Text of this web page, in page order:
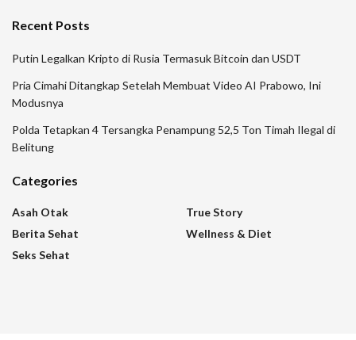
Recent Posts
Putin Legalkan Kripto di Rusia Termasuk Bitcoin dan USDT
Pria Cimahi Ditangkap Setelah Membuat Video AI Prabowo, Ini
Modusnya
Polda Tetapkan 4 Tersangka Penampung 52,5 Ton Timah Ilegal di
Belitung
Categories
Asah Otak
Berita Sehat
Seks Sehat
True Story
Wellness & Diet